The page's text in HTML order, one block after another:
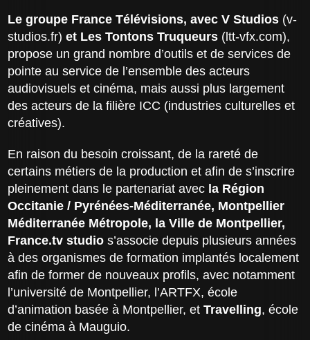
Le groupe France Télévisions, avec V Studios (v-
studios.fr)et Les Tontons Truqueurs (ltt-vfx.com),
propose un grand nombre d’outils et de services de
pointe au service de l’ensemble des acteurs
audiovisuels et cinéma, mais aussi plus largement
des acteurs de la filière ICC (industries culturelles et
créatives).
En raison du besoin croissant, de la rareté de
certains métiers de la production et afin de s’inscrire
pleinement dans le partenariat avec la Région
Occitanie / Pyrénées-Méditerranée, Montpellier
Méditerranée Métropole, la Ville de Montpellier,
France.tv studio s’associe depuis plusieurs années
à des organismes de formation implantés localement
afin de former de nouveaux profils, avec notamment
l’université de Montpellier, l’ARTFX, école
d’animation basée à Montpellier, etTravelling, école
de cinéma à Mauguio.